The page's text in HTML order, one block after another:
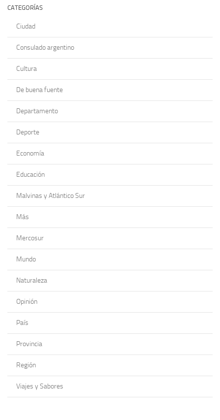
CATEGORÍAS
Ciudad
Consulado argentino
Cultura
De buena fuente
Departamento
Deporte
Economía
Educación
Malvinas y Atlántico Sur
Más
Mercosur
Mundo
Naturaleza
Opinión
País
Provincia
Región
Viajes y Sabores